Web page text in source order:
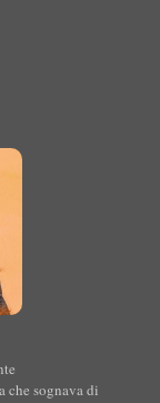
che sognava di